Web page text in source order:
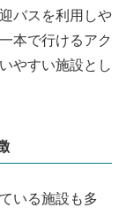
バスを利用しや
本で行けるアク
やすい施設とし
いる施設も多